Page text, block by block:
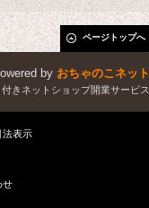
ページトップへ
by おちゃのこネット
きネットショップ開業サービス
法表示
せ